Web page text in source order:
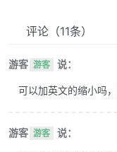
评论 （11条）
游客 游客 说：
可以加英文的缩小吗
游客 游客 说：